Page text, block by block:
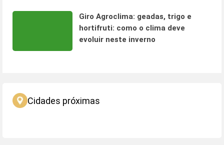
Giro Agroclima: geadas, trigo e
hortifruti: como o clima deve
evoluir neste inverno
Cidades próximas